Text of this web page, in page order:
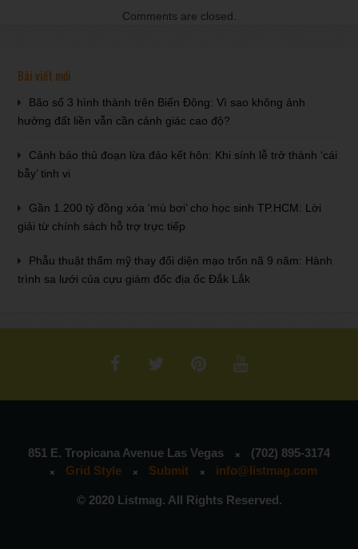
Comments are closed.
Bài viết mới
Bão số 3 hình thành trên Biển Đông: Vì sao không ảnh
hưởng đất liền vẫn cần cảnh giác cao độ?
Cảnh báo thủ đoạn lừa đảo kết hôn: Khi sính lễ trở thành ‘cái
bẫy’ tinh vi
Gần 1.200 tỷ đồng xóa ‘mù bơi’ cho học sinh TP.HCM: Lời
giải từ chính sách hỗ trợ trực tiếp
Phẫu thuật thẩm mỹ thay đổi diện mạo trốn nã 9 năm: Hành
trình sa lưới của cựu giám đốc địa ốc Đắk Lắk
851 E. Tropicana Avenue Las Vegas
(702) 895-3174
Grid Style
Submit info@listmag.com
© 2020 Listmag. All Rights Reserved.